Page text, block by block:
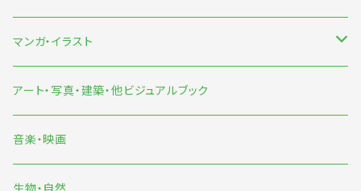
食
旅
マンガ・イラスト
マンガ
イラスト
雨宮ひかる
アート・写真・建築・他ビジュアルブック
音楽・映画
生物・自然